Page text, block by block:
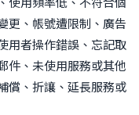
更、帳號遭限制、廣告
用者操作錯誤、忘記取
件、未使用服務或其他
償、折讓、延長服務或